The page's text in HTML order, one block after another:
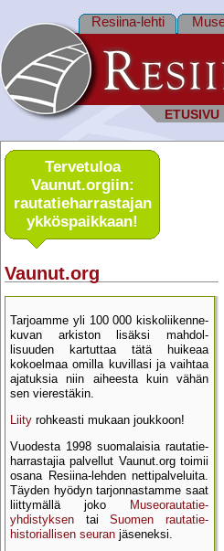
ETUSIVU
Resiina-lehti
Tervetuloa
Vaunut.orgiin:
rautatie­harrastajan
ykkös­paikkaan!
Vaunut.org
Tarjoamme yli 100 000 kisko­liikenne­
kuvan arkiston lisäksi mahdol­
lisuuden kartu­ttaa tätä huikeaa
kokoelmaa omilla kuvillasi ja vaihtaa
ajatuksia niin aiheesta kuin vähän
sen vierestäkin.
Liity rohkeasti mukaan joukkoon!
Vuodesta 1998 suomalaisia rautatie­
harrastajia palvellut Vaunut.org toimii
osana Resiina-lehden netti­palveluita.
Täyden hyödyn tarjon­nastamme saat
liittymällä joko
Museo­rautatie­
yhdistyksen tai Suomen rautatie­
historial­lisen seuran jäseneksi.